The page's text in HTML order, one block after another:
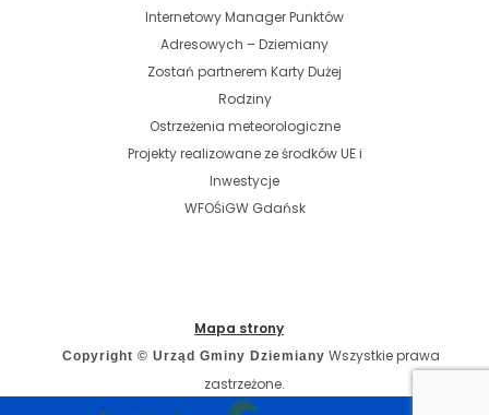
Internetowy Manager Punktów
Adresowych – Dziemiany
Zostań partnerem Karty Dużej
Rodziny
Ostrzeżenia meteorologiczne
Projekty realizowane ze środków UE i
Inwestycje
WFOŚiGW Gdańsk
Mapa strony
Copyright © Urząd Gminy Dziemiany Wszystkie prawa
zastrzeżone.